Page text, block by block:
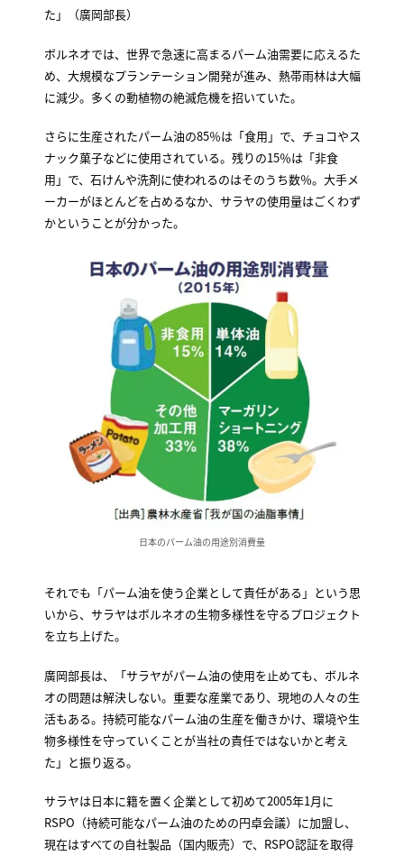
た」（廣岡部長）
ボルネオでは、世界で急速に高まるパーム油需要に応えるた
め、大規模なプランテーション開発が進み、熱帯雨林は大幅
に減少。多くの動植物の絶滅危機を招いていた。
さらに生産されたパーム油の85％は「食用」で、チョコやス
ナック菓子などに使用されている。残りの15％は「非食
用」で、石けんや洗剤に使われるのはそのうち数％。大手メ
ーカーがほとんどを占めるなか、サラヤの使用量はごくわず
かということが分かった。
日本のパーム油の用途別消費量
それでも「パーム油を使う企業として責任がある」という思
いから、サラヤはボルネオの生物多様性を守るプロジェクト
を立ち上げた。
廣岡部長は、「サラヤがパーム油の使用を止めても、ボルネ
オの問題は解決しない。重要な産業であり、現地の人々の生
活もある。持続可能なパーム油の生産を働きかけ、環境や生
物多様性を守っていくことが当社の責任ではないかと考え
た」と振り返る。
サラヤは日本に籍を置く企業として初めて2005年1月に
RSPO（持続可能なパーム油のための円卓会議）に加盟し、
現在はすべての自社製品（国内販売）で、RSPO認証を取得